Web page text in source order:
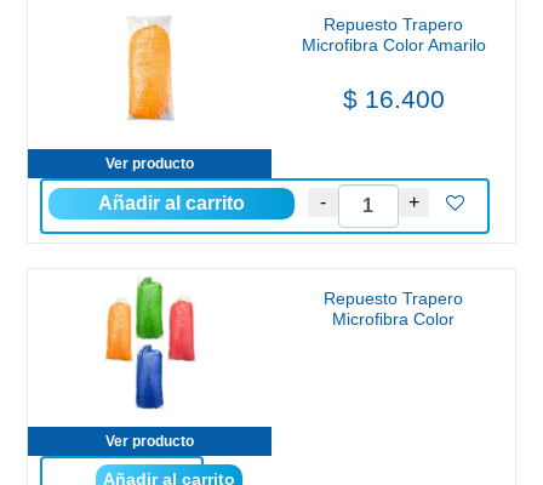
Ver producto
Repuesto Trapero
Microfibra Color Amarilo
$ 16.400
Ver producto
Repuesto Trapero
Microfibra Color
Añadir al carrito